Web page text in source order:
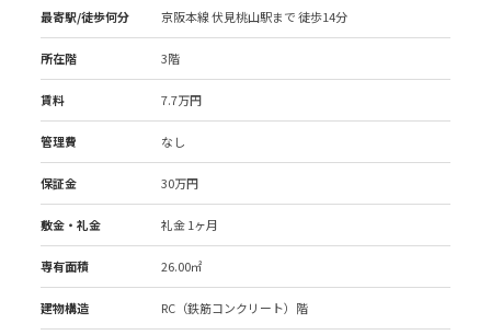
最寄駅/徒歩何分 京阪本線 伏見桃山駅まで 徒歩14分
所在階 3階
賃料 7.7万円
管理費 なし
保証金 30万円
敷金・礼金 礼金 1ヶ月
専有面積 26.00㎡
建物構造 RC（鉄筋コンクリート）階